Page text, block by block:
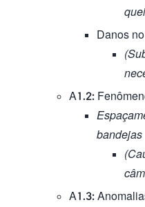
Danos
A1.2:
bandejas
A1.3: